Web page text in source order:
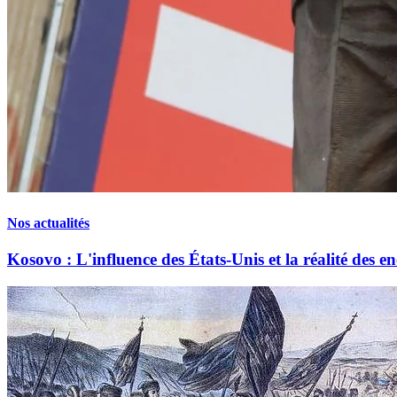
Nos actualités
Kosovo : L'influence des États-Unis et la réalité des